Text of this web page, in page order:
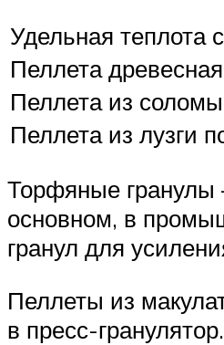
Удельная теплота
Пеллета древесная
Пеллета из соломы
Пеллета из лузги
Торфяные гранулы
основном, в
гранул для
Пеллеты из
в пресс-